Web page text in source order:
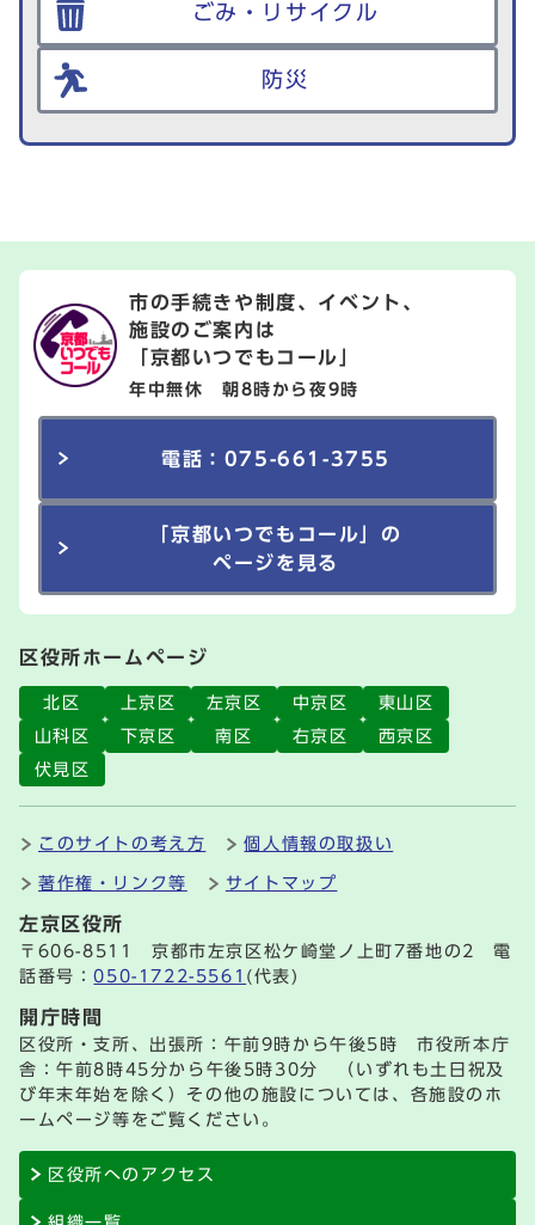
ごみ・リサイクル
防災
市の手続きや制度、イベント、
施設のご案内は
「京都いつでもコール」
年中無休 朝8時から夜9時
電話：075-661-3755
「京都いつでもコール」の
ページを見る
区役所ホームページ
北区 上京区 左京区 中京区
東山区
山科区
下京区 南区 右京区
西京区
伏見区
このサイトの考え方 個人情報の取扱い
著作権・リンク等 サイトマップ
左京区役所
〒606-8511 京都市左京区松ケ崎堂ノ上町7番地の2 電
話番号：050-1722-5561 (代表)
開庁時間
区役所・支所、出張所：午前9時から午後5時 市役所本庁
舎：午前8時45分から午後5時30分 （いずれも土日祝及
び年末年始を除く）その他の施設については、各施設のホ
ームページ等をご覧ください。
区役所へのアクセス